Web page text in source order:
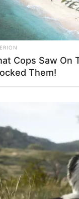
Cops Saw On
Them!